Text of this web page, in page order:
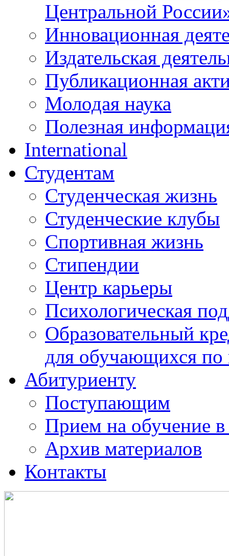
Центральной
Инновационная
Издательская
Публикационная
Молодая наука
Полезная
International
Студентам
Студенческая жизнь
Студенческие клубы
Спортивная жизнь
Стипендии
Центр карьеры
Психологическая
Образовательный
для обучающихся
Абитуриенту
Поступающим
Прием на обучение в
Архив материалов
Контакты